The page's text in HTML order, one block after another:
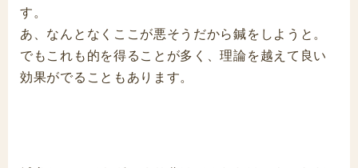
す。
あ、なんとなくここが悪そうだから鍼をしようと。
でもこれも的を得ることが多く、理論を越えて良い
効果がでることもあります。